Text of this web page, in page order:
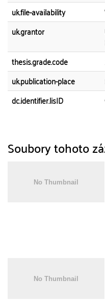
uk.file-availability
uk.grantor
thesis.grade.code
uk.publication-place
dc.identifier.lisID
Soubory tohoto